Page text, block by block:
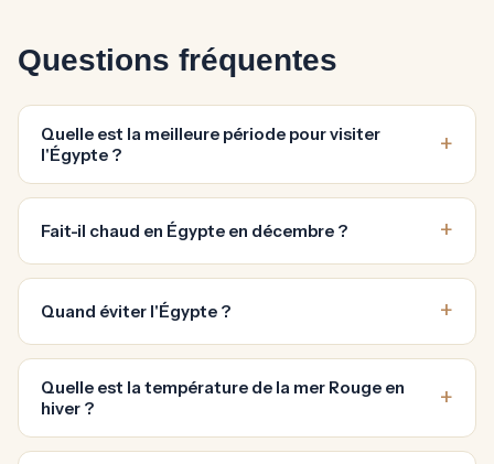
Questions fréquentes
Quelle est la meilleure période pour visiter
l'Égypte ?
Fait-il chaud en Égypte en décembre ?
Quand éviter l'Égypte ?
Quelle est la température de la mer Rouge en
hiver ?